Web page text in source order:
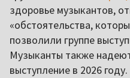
здоровье музыкантов,
«обстоятельства,
позволили группе
Музыканты также
выступление в 2026 году.